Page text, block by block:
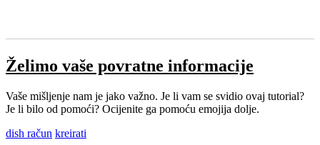
Želimo vaše povratne informacije
Vaše mišljenje nam je jako važno. Je li vam se svidio ovaj tutorial?
Je li bilo od pomoći? Ocijenite ga pomoću emojija dolje.
dish račun kreirati